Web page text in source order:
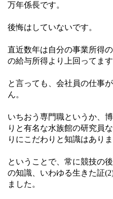
万年係長です。
後悔はしていないです。
直近数年は自分の事業所得
の給与所得より上回ってます
と言っても、会社員の仕事
ん。
いちおう専門職というか、
りと有名な水族館の研究員
りにこだわりと知識はありま
ということで、常に競技の
の知識、いわゆる生きた証
ました。